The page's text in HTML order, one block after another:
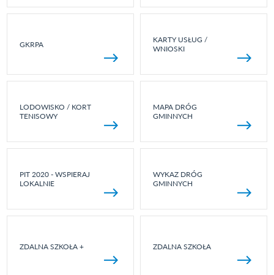
GKRPA
KARTY USŁUG /
WNIOSKI
LODOWISKO / KORT
TENISOWY
MAPA DRÓG
GMINNYCH
PIT 2020 - WSPIERAJ
LOKALNIE
WYKAZ DRÓG
GMINNYCH
ZDALNA SZKOŁA + ZDALNA SZKOŁA